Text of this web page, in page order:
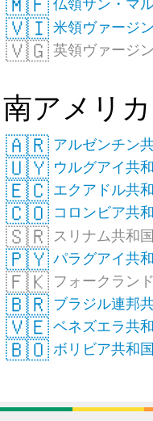
🇻🇮 米領ヴァージ
🇻🇬 英領ヴァージ
南アメリカ
🇦🇷 アルゼンチン
🇺🇾 ウルグアイ共
🇪🇨 エクアドル共
🇨🇴 コロンビア共
🇸🇷 スリナム共和国
🇵🇾 パラグアイ共
🇫🇰 フォークラン
🇧🇷 ブラジル連邦
🇻🇪 ベネズエラ共
🇧🇴 ボリビア共和国